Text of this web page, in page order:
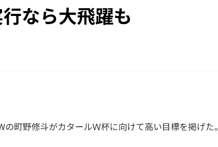
なら大飛躍も
町野修斗がカタールＷ杯に向けて高い目標を掲げた。